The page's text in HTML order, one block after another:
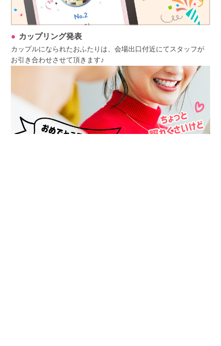
カップリング発表
カップルになられたおふたりは、会場出口付近にてスタッフが
お引き合わせさせて頂きます♪